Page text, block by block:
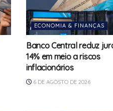
ECONOMIA & FINANÇAS
Banco Central reduz
14% em meio a riscos
inflacionários
6 DE AGOSTO DE 2026